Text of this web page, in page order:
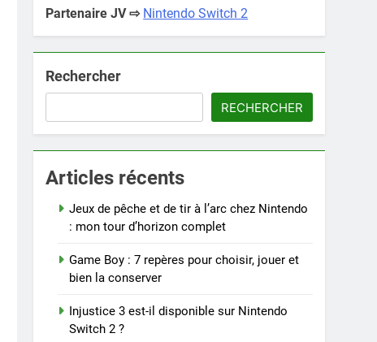
Partenaire JV ⇨ Nintendo Switch 2
Rechercher
RECHERCHER
Articles récents
Jeux de pêche et de tir à l’arc chez Nintendo
: mon tour d’horizon complet
Game Boy : 7 repères pour choisir, jouer et
bien la conserver
Injustice 3 est-il disponible sur Nintendo
Switch 2 ?